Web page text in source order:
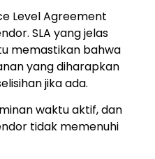
Level Agreement
SLA yang jelas
memastikan bahwa
yang diharapkan
jika ada.
waktu aktif, dan
tidak memenuhi